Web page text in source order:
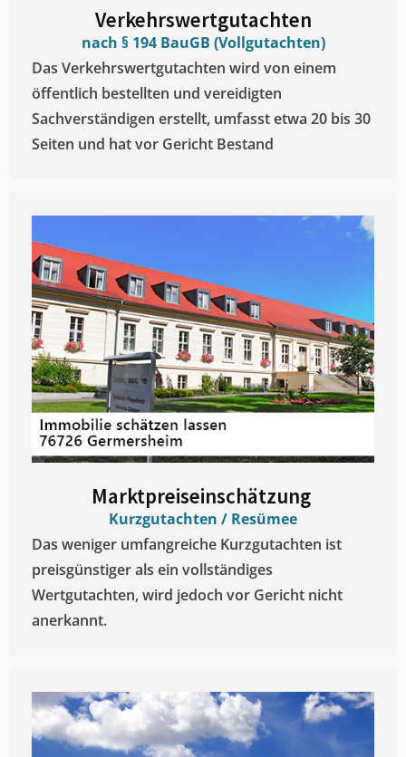
Verkehrswertgutachten
nach § 194 BauGB (Vollgutachten)
Das Verkehrswertgutachten wird von einem
öffentlich bestellten und vereidigten
Sachverständigen erstellt, umfasst etwa 20 bis 30
Seiten und hat vor Gericht Bestand
Marktpreiseinschätzung ​
Kurzgutachten / Resümee
Das weniger umfangreiche Kurzgutachten ist
preisgünstiger als ein vollständiges
Wertgutachten, wird jedoch vor Gericht nicht
anerkannt.